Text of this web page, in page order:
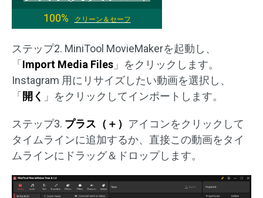
100%
クリーン＆セーフ
ステップ2. MiniTool MovieMakerを起動し、
「 Import Media Files 」をクリックします。
Instagram 用にリサイズしたい動画を選択し、
「 開く 」をクリックしてインポートします。
ステップ3. プラス（＋） アイコンをクリックして
タイムラインに追加するか、直接この動画をタイ
ムラインにドラッグ＆ドロップします。